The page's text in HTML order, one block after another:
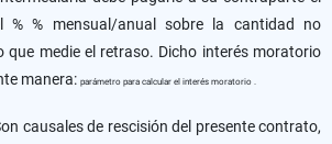
% % mensual/anual sobre la cantidad no
que medie el retraso. Dicho interés moratorio
manera: parámetro para calcular el interés moratorio .
causales de rescisión del presente contrato,